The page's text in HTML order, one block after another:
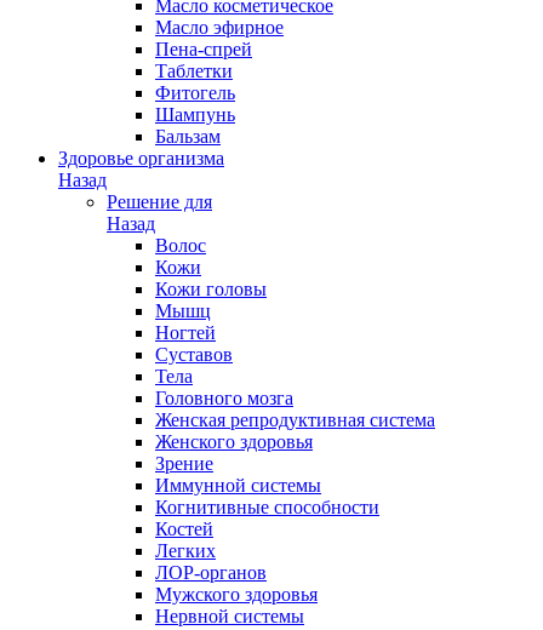
Масло косметическое
Масло эфирное
Пена-спрей
Таблетки
Фитогель
Шампунь
Бальзам
Здоровье организма
Назад
Решение для
Назад
Волос
Кожи
Кожи головы
Мышц
Ногтей
Суставов
Тела
Головного мозга
Женская репродуктивная система
Женского здоровья
Зрение
Иммунной системы
Когнитивные способности
Костей
Легких
ЛОР-органов
Мужского здоровья
Нервной системы